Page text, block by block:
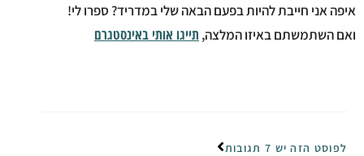
איפה אני חייבת להיות בפעם הבאה שלי במדריד? ספרו לי!
ואם השתמשתם באיזו המלצה, תייגו אותי באינסטגרם
לפוסט הזה יש 7 תגובות